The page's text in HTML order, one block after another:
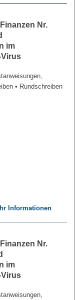
Nr.
im
• Rundschreiben
Informationen
Nr.
im